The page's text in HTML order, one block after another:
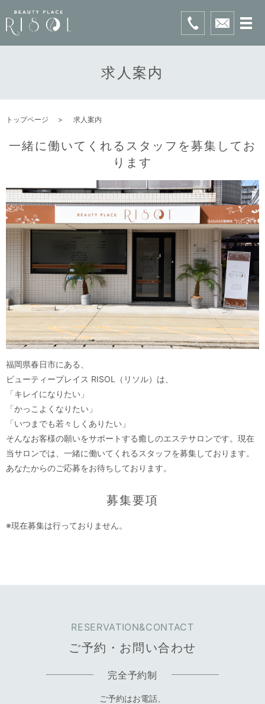
求人案内
トップページ 求人案内
一緒に働いてくれるスタッフを募集してお
ります
福岡県春日市にある、
ビューティープレイス RISOL（リソル）は、
「キレイになりたい」
「かっこよくなりたい」
「いつまでも若々しくありたい」
そんなお客様の願いをサポートする癒しのエステサロンです。現在
当サロンでは、一緒に働いてくれるスタッフを募集しております。
あなたからのご応募をお待ちしております。
募集要項
※現在募集は行っておりません。
RESERVATION&CONTACT
ご予約・お問い合わせ
完全予約制
ご予約はお電話、